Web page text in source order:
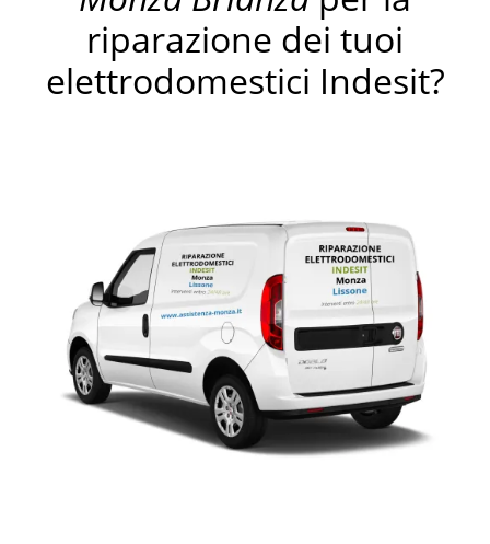
riparazione dei tuoi
elettrodomestici Indesit?